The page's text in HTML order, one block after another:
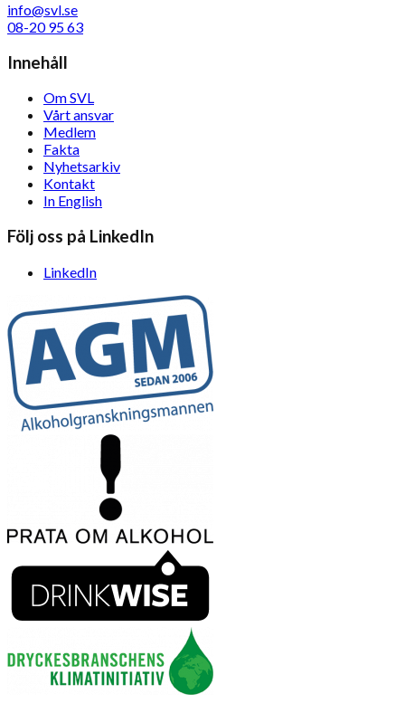
info@svl.se
08-20 95 63
Innehåll
Om SVL
Vårt ansvar
Medlem
Fakta
Nyhetsarkiv
Kontakt
In English
Följ oss på LinkedIn
LinkedIn